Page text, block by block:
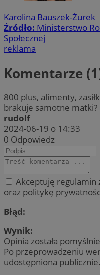
Karolina Bauszek-Żurek
Źródło: Ministerstwo
Społecznej
reklama
Komentarze
800 plus, alimenty,
brakuje samotne matki?
rudolf
2024-06-19 o 14:33
0 Odpowiedz
Akceptuję regulamin
oraz politykę
Błąd:
Wynik:
Opinia została
Po przeprowadzeniu
udostępniona publicznie.